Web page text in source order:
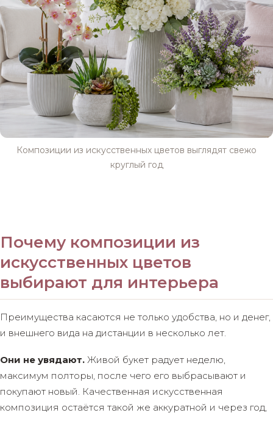
Композиции из искусственных цветов выглядят свежо
круглый год
Почему композиции из
искусственных цветов
выбирают для интерьера
Преимущества касаются не только удобства, но и денег,
и внешнего вида на дистанции в несколько лет.
Они не увядают. Живой букет радует неделю,
максимум полторы, после чего его выбрасывают и
покупают новый. Качественная искусственная
композиция остаётся такой же аккуратной и через год,